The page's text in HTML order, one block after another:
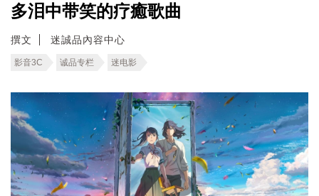
多泪中带笑的疗癒歌曲
撰文 迷誠品內容中心
影音3C 诚品专栏 迷电影